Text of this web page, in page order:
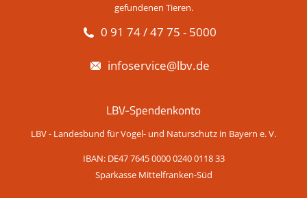
gefundenen Tieren.
0 91 74 / 47 75 - 5000
infoservice@lbv.de
LBV-Spendenkonto
LBV - Landesbund für Vogel- und Naturschutz in Bayern e. V.
IBAN: DE47 7645 0000 0240 0118 33
Sparkasse Mittelfranken-Süd